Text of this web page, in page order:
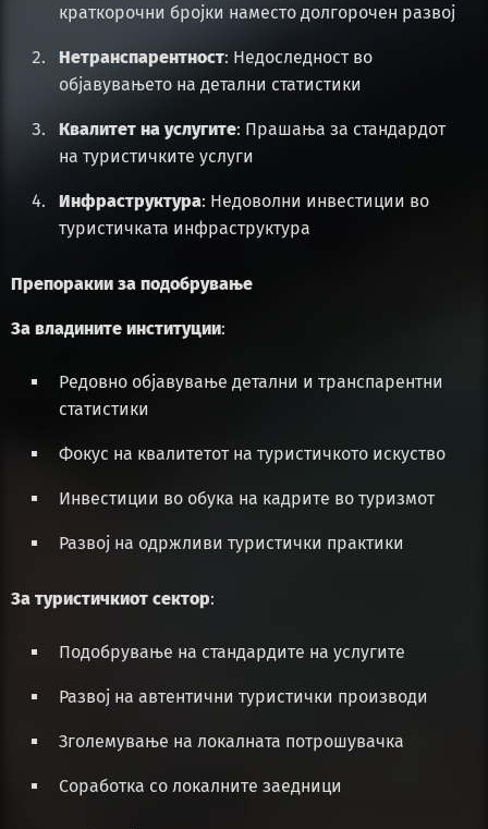
краткорочни бројки наместо долгорочен развој
Нетранспарентност: Недоследност во
објавувањето на детални статистики
Квалитет на услугите: Прашања за стандардот
на туристичките услуги
Инфраструктура: Недоволни инвестиции во
туристичката инфраструктура
Препоракии за подобрување
За владините институции:
Редовно објавување детални и транспарентни
статистики
Фокус на квалитетот на туристичкото искуство
Инвестиции во обука на кадрите во туризмот
Развој на одржливи туристички практики
За туристичкиот сектор:
Подобрување на стандардите на услугите
Развој на автентични туристички производи
Зголемување на локалната потрошувачка
Соработка со локалните заедници